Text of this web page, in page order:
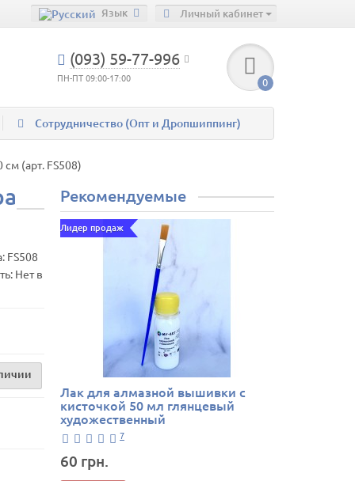
Личный кабинет
Язык
(093) 59-77-996
ПН-ПТ 09:00-17:00 0
Сотрудничество (Опт и Дропшиппинг)
(арт. FS508)
FS508
Нет в
Рекомендуемые
Лидер продаж
Лак для алмазной вышивки с
кисточкой 50 мл глянцевый
художественный
7
60 грн.